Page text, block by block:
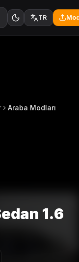
TR
Araba Modları
1.6